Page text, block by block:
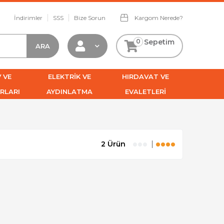
İndirimler SSS Bize Sorun Kargom Nerede?
Sepetim
0
VE
ELEKTRİK VE
AYDINLATMA
HIRDAVAT VE
EVALETLERİ
2 Ürün